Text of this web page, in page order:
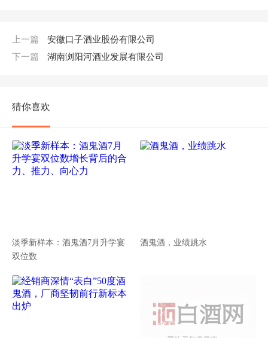
上一篇
安徽口子酒业股份有限公司
下一篇
湖南浏阳河酒业发展有限公司
猜你喜欢
淡季新样本：酒鬼酒7月升学宴
双位数
酒鬼酒，业绩跳水